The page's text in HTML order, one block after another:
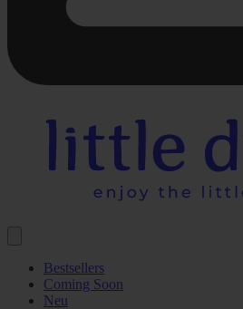
Bestsellers
Coming Soon
Neu